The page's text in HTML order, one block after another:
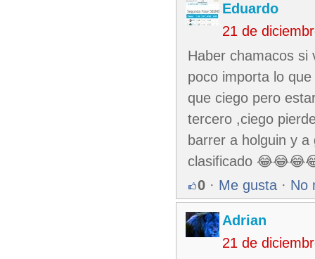
Eduardo
21 de
Haber chamacos si
poco importa lo
que ciego pero
tercero ,ciego
barrer a holguin y
clasificado
0 · Me gusta · No
Adrian
21 de